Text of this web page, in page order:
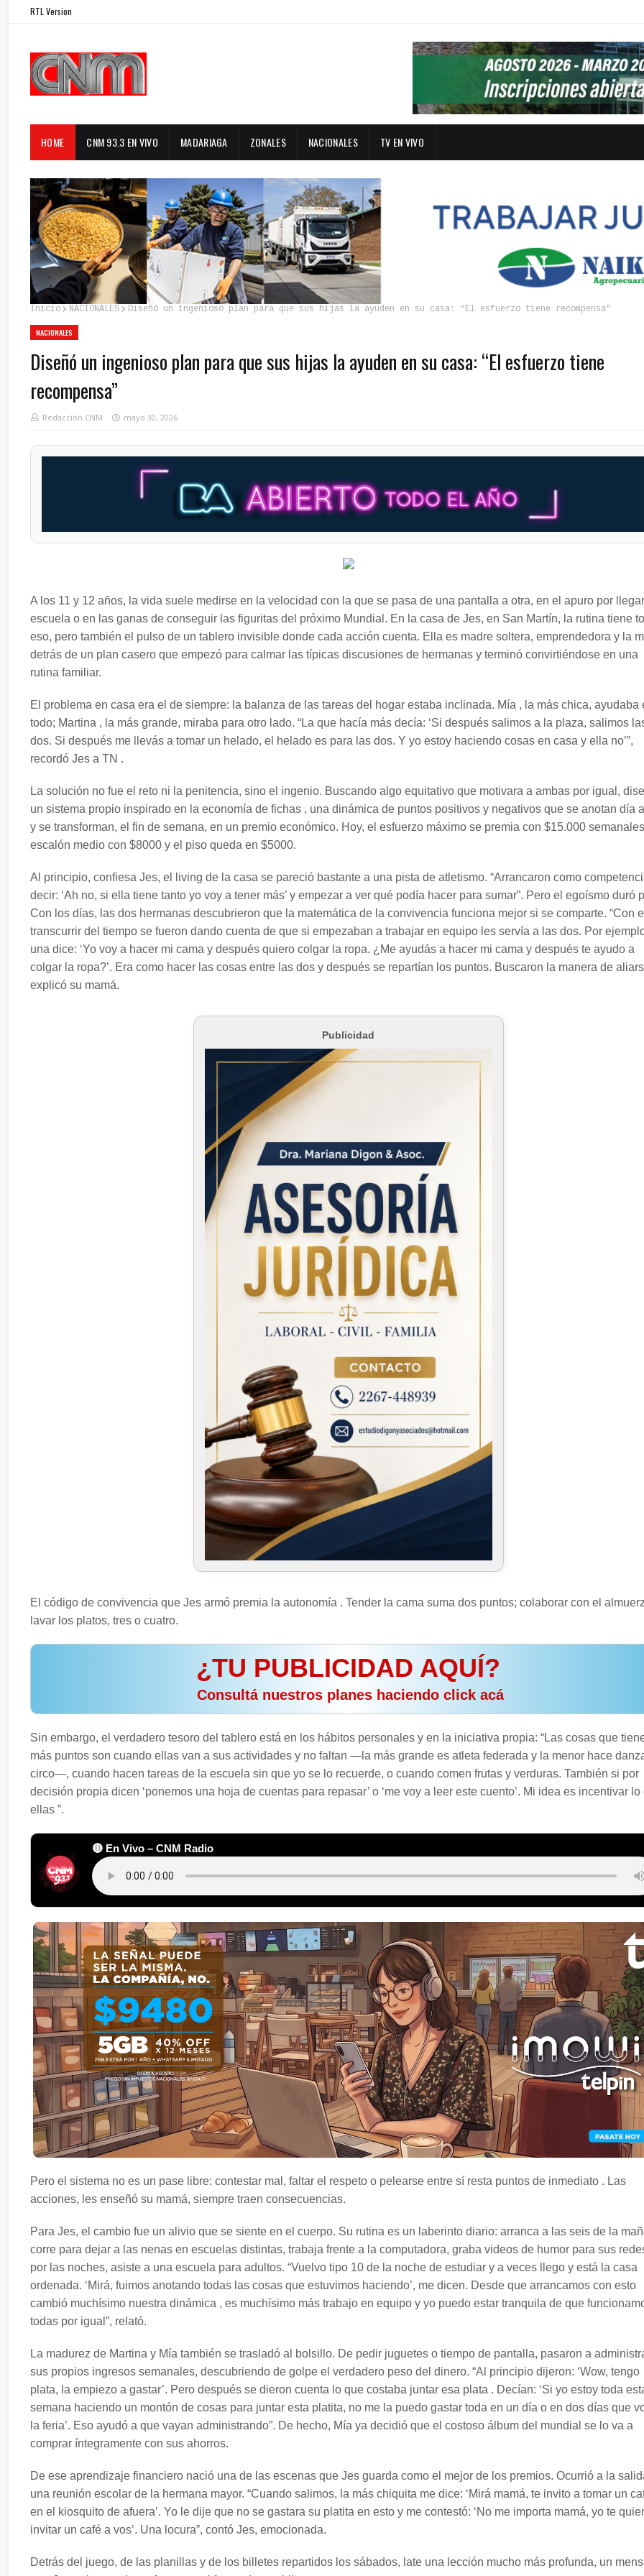
RTL Version
HOME CNM 93.3 EN VIVO MADARIAGA ZONALES NACIONALES TV EN VIVO
Inicio NACIONALES Diseñó un ingenioso plan para que sus hijas la ayuden en su casa: “El esfuerzo tiene recompensa”
NACIONALES
Diseñó un ingenioso plan para que sus hijas la ayuden en su casa: “El esfuerzo tiene
recompensa”
Redacción CNM mayo 30, 2026
A los 11 y 12 años, la vida suele medirse en la velocidad con la que se pasa de una pantalla a otra, en el apuro por
escuela o en las ganas de conseguir las figuritas del próximo Mundial. En la casa de Jes, en San Martín, la rutina tiene
eso, pero también el pulso de un tablero invisible donde cada acción cuenta. Ella es madre soltera, emprendedora y la
detrás de un plan casero que empezó para calmar las típicas discusiones de hermanas y terminó convirtiéndose en una
rutina familiar.
El problema en casa era el de siempre: la balanza de las tareas del hogar estaba inclinada. Mía , la más chica, ayudaba
todo; Martina , la más grande, miraba para otro lado. “La que hacía más decía: ‘Si después salimos a la plaza, salimos
dos. Si después me llevás a tomar un helado, el helado es para las dos. Y yo estoy haciendo cosas en casa y ella no’”,
recordó Jes a TN .
La solución no fue el reto ni la penitencia, sino el ingenio. Buscando algo equitativo que motivara a ambas por igual,
un sistema propio inspirado en la economía de fichas , una dinámica de puntos positivos y negativos que se anotan día
y se transforman, el fin de semana, en un premio económico. Hoy, el esfuerzo máximo se premia con $15.000
escalón medio con $8000 y el piso queda en $5000.
Al principio, confiesa Jes, el living de la casa se pareció bastante a una pista de atletismo. “Arrancaron como
decir: ‘Ah no, si ella tiene tanto yo voy a tener más’ y empezar a ver qué podía hacer para sumar”. Pero el egoísmo duró
Con los días, las dos hermanas descubrieron que la matemática de la convivencia funciona mejor si se comparte. “Con
transcurrir del tiempo se fueron dando cuenta de que si empezaban a trabajar en equipo les servía a las dos. Por
una dice: ‘Yo voy a hacer mi cama y después quiero colgar la ropa. ¿Me ayudás a hacer mi cama y después te ayudo a
colgar la ropa?’. Era como hacer las cosas entre las dos y después se repartían los puntos. Buscaron la manera de
explicó su mamá.
Publicidad
El código de convivencia que Jes armó premia la autonomía . Tender la cama suma dos puntos; colaborar con el
lavar los platos, tres o cuatro.
¿TU PUBLICIDAD AQUÍ?
️ Consultá nuestros planes haciendo click acá
Sin embargo, el verdadero tesoro del tablero está en los hábitos personales y en la iniciativa propia: “Las cosas que
más puntos son cuando ellas van a sus actividades y no faltan —la más grande es atleta federada y la menor hace
circo—, cuando hacen tareas de la escuela sin que yo se lo recuerde, o cuando comen frutas y verduras. También si por
decisión propia dicen ‘ponemos una hoja de cuentas para repasar’ o ‘me voy a leer este cuento’. Mi idea es incentivar lo
ellas ”.
🔴 En Vivo – CNM Radio
Pero el sistema no es un pase libre: contestar mal, faltar el respeto o pelearse entre sí resta puntos de inmediato . Las
acciones, les enseñó su mamá, siempre traen consecuencias.
Para Jes, el cambio fue un alivio que se siente en el cuerpo. Su rutina es un laberinto diario: arranca a las seis de la
corre para dejar a las nenas en escuelas distintas, trabaja frente a la computadora, graba videos de humor para sus
por las noches, asiste a una escuela para adultos. “Vuelvo tipo 10 de la noche de estudiar y a veces llego y está la casa
ordenada. ‘Mirá, fuimos anotando todas las cosas que estuvimos haciendo’, me dicen. Desde que arrancamos con esto
cambió muchísimo nuestra dinámica , es muchísimo más trabajo en equipo y yo puedo estar tranquila de que
todas por igual”, relató.
La madurez de Martina y Mía también se trasladó al bolsillo. De pedir juguetes o tiempo de pantalla, pasaron a
sus propios ingresos semanales, descubriendo de golpe el verdadero peso del dinero. “Al principio dijeron: ‘Wow, tengo
plata, la empiezo a gastar’. Pero después se dieron cuenta lo que costaba juntar esa plata . Decían: ‘Si yo estoy toda
semana haciendo un montón de cosas para juntar esta platita, no me la puedo gastar toda en un día o en dos días que
la feria’. Eso ayudó a que vayan administrando”. De hecho, Mía ya decidió que el costoso álbum del mundial se lo va a
comprar íntegramente con sus ahorros.
De ese aprendizaje financiero nació una de las escenas que Jes guarda como el mejor de los premios. Ocurrió a la
una reunión escolar de la hermana mayor. “Cuando salimos, la más chiquita me dice: ‘Mirá mamá, te invito a tomar un
en el kiosquito de afuera’. Yo le dije que no se gastara su platita en esto y me contestó: ‘No me importa mamá, yo te
invitar un café a vos’. Una locura”, contó Jes, emocionada.
Detrás del juego, de las planillas y de los billetes repartidos los sábados, late una lección mucho más profunda, un